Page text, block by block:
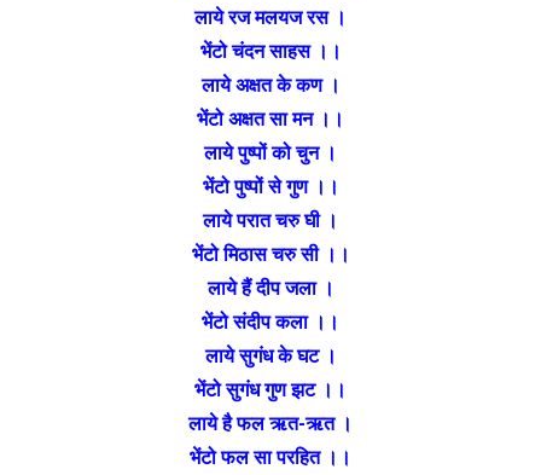
लाये रज मलयज रस ।
भेंटो चंदन साहस ।।
लाये अक्षत के कण ।
भेंटो अक्षत सा मन ।।
लाये पुष्पों को चुन ।
भेंटो पुष्पों से गुण ।।
लाये परात चरु घी ।
भेंटो मिठास चरु सी ।।
लाये हैं दीप जला ।
भेंटो संदीप कला ।।
लाये सुगंध के घट ।
भेंटो सुगंध गुण झट ।।
लाये है फल ऋत-ऋत ।
भेंटो फल सा परहित ।।